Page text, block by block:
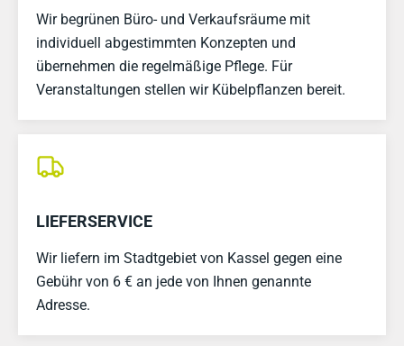
Wir begrünen Büro- und Verkaufsräume mit
individuell abgestimmten Konzepten und
übernehmen die regelmäßige Pflege. Für
Veranstaltungen stellen wir Kübelpflanzen bereit.
LIEFERSERVICE
Wir liefern im Stadtgebiet von Kassel gegen eine
Gebühr von 6 € an jede von Ihnen genannte
Adresse.